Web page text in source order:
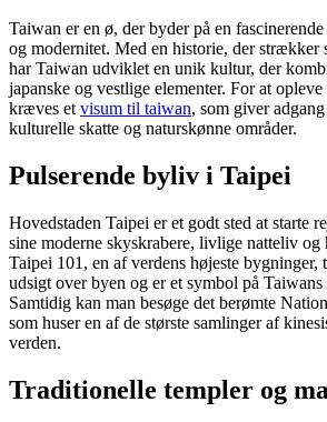
Taiwan er en ø, der byder på en
og modernitet. Med en historie, der strækker
har Taiwan udviklet en unik kultur, der
japanske og vestlige elementer. For at
kræves et visum til taiwan, som giver
kulturelle skatte og naturskønne områder.
Pulserende byliv i Taipei
Hovedstaden Taipei er et godt sted at starte
sine moderne skyskrabere, livlige natteliv og
Taipei 101, en af verdens højeste bygninger,
udsigt over byen og er et symbol på
Samtidig kan man besøge det berømte
som huser en af de største samlinger af
verden.
Traditionelle templer og